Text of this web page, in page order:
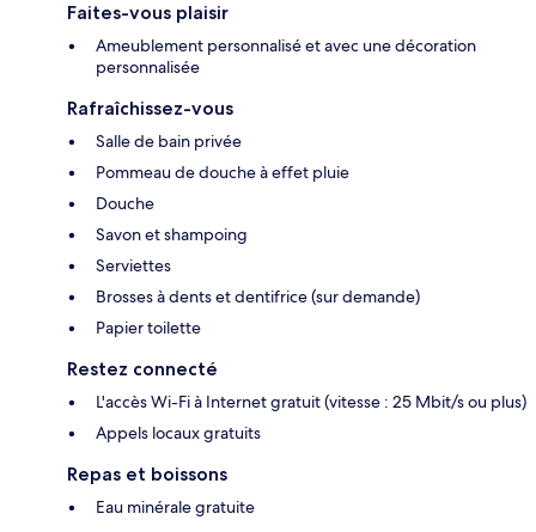
Faites-vous plaisir
Ameublement personnalisé et avec une décoration
personnalisée
Rafraîchissez-vous
Salle de bain privée
Pommeau de douche à effet pluie
Douche
Savon et shampoing
Serviettes
Brosses à dents et dentifrice (sur demande)
Papier toilette
Restez connecté
L'accès Wi-Fi à Internet gratuit (vitesse : 25 Mbit/s ou plus)
Appels locaux gratuits
Repas et boissons
Eau minérale gratuite